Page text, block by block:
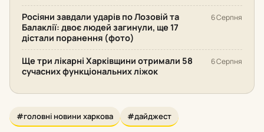
Росіяни завдали ударів по Лозовій та
Балаклії: двоє людей загинули, ще 17
дістали поранення (фото)
6 Серпня
Ще три лікарні Харківщини отримали 58
сучасних функціональних ліжок
6 Серпня
#головні новини харкова #дайджест